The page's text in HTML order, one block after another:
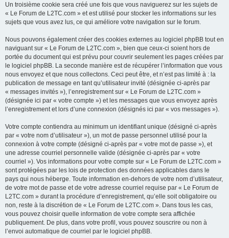
Un troisième cookie sera créé une fois que vous naviguerez sur les sujets de
« Le Forum de L2TC.com » et est utilisé pour stocker les informations sur les
sujets que vous avez lus, ce qui améliore votre navigation sur le forum.
Nous pouvons également créer des cookies externes au logiciel phpBB tout en
naviguant sur « Le Forum de L2TC.com », bien que ceux-ci soient hors de
portée du document qui est prévu pour couvrir seulement les pages créées par
le logiciel phpBB. La seconde manière est de récupérer l’information que vous
nous envoyez et que nous collectons. Ceci peut être, et n’est pas limité à : la
publication de message en tant qu’utilisateur invité (désignée ci-après par
« messages invités »), l’enregistrement sur « Le Forum de L2TC.com »
(désignée ici par « votre compte ») et les messages que vous envoyez après
l’enregistrement et lors d’une connexion (désignés ici par « vos messages »).
Votre compte contiendra au minimum un identifiant unique (désigné ci-après
par « votre nom d’utilisateur »), un mot de passe personnel utilisé pour la
connexion à votre compte (désigné ci-après par « votre mot de passe »), et
une adresse courriel personnelle valide (désignée ci-après par « votre
courriel »). Vos informations pour votre compte sur « Le Forum de L2TC.com »
sont protégées par les lois de protection des données applicables dans le
pays qui nous héberge. Toute information en-dehors de votre nom d’utilisateur,
de votre mot de passe et de votre adresse courriel requise par « Le Forum de
L2TC.com » durant la procédure d’enregistrement, qu’elle soit obligatoire ou
non, reste à la discrétion de « Le Forum de L2TC.com ». Dans tous les cas,
vous pouvez choisir quelle information de votre compte sera affichée
publiquement. De plus, dans votre profil, vous pouvez souscrire ou non à
l’envoi automatique de courriel par le logiciel phpBB.